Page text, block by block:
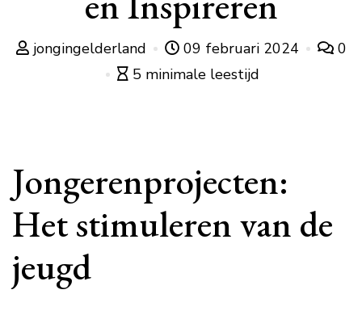
jongingelderland 09 februari 2024
0
5 minimale leestijd
Jongerenprojecten:
Het stimuleren van de
jeugd